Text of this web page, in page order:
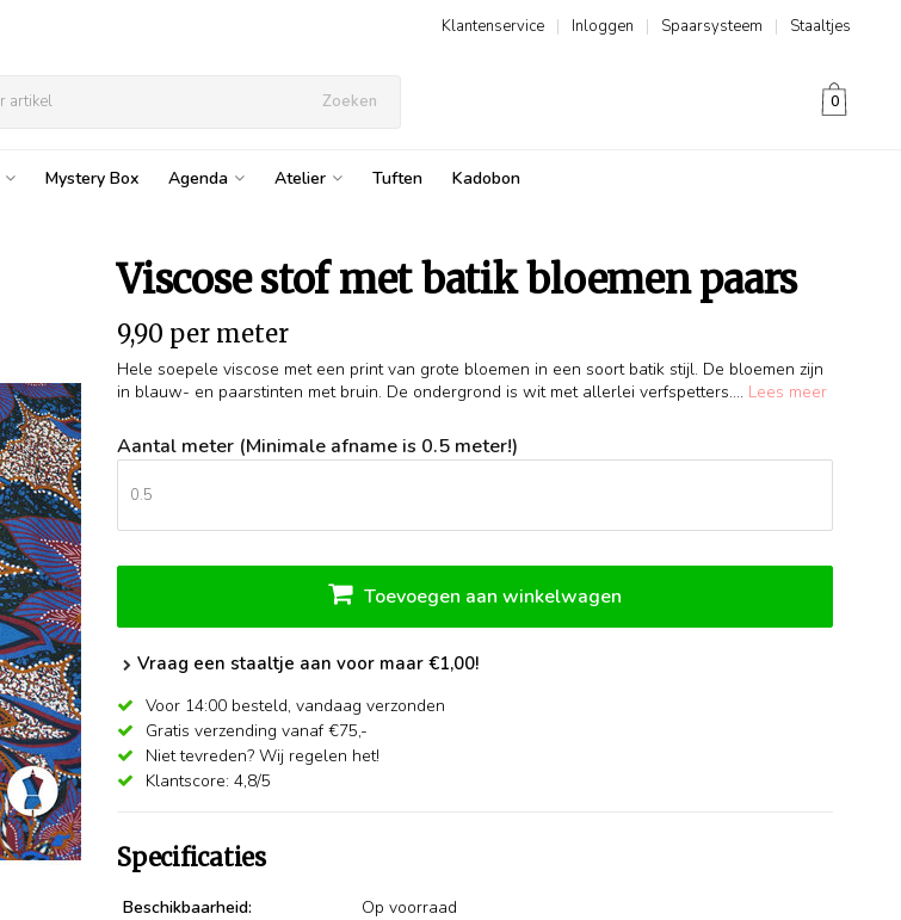
Staaltjes
|
Spaarsysteem
|
Inloggen
|
Klantenservice
Zoeken 0
Mystery Box Agenda Atelier Tuften Kadobon
Viscose stof met batik bloemen paars
9,90 per meter
Hele soepele viscose met een print van grote bloemen in een soort batik stijl. De bloemen zijn
in blauw- en paarstinten met bruin. De ondergrond is wit met allerlei verfspetters.... Lees meer
Aantal meter (Minimale afname is 0.5 meter!)
Toevoegen aan winkelwagen
Vraag een staaltje aan voor maar €1,00!
Voor 14:00 besteld, vandaag verzonden
Gratis verzending vanaf €75,-
Niet tevreden? Wij regelen het!
Klantscore: 4,8/5
Specificaties
Beschikbaarheid: Op voorraad